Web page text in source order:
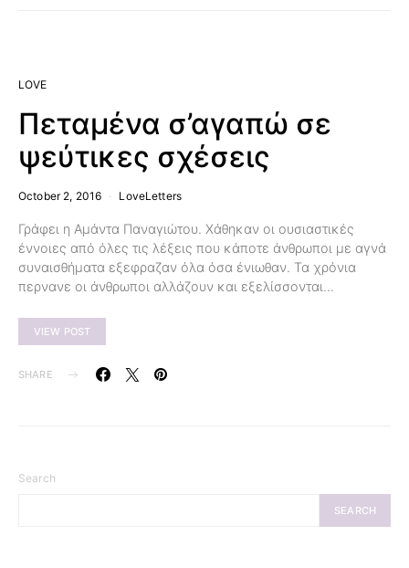
LOVE
Πεταμένα σ’αγαπώ σε
ψεύτικες σχέσεις
October 2, 2016 LoveLetters
Γράφει η Αμάντα Παναγιώτου. Χάθηκαν οι ουσιαστικές
έννοιες από όλες τις λέξεις που κάποτε άνθρωποι με αγνά
συναισθήματα εξεφραζαν όλα όσα ένιωθαν. Τα χρόνια
περνανε οι άνθρωποι αλλάζουν και εξελίσσονται…
VIEW POST
SHARE
Search
SEARCH